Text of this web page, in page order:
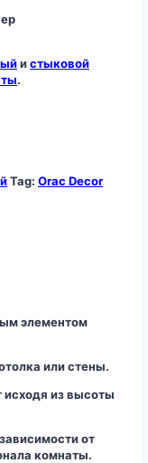
истыковой
.
Tag: Orac Decor
элементом
или стены.
из высоты
от
комнаты.